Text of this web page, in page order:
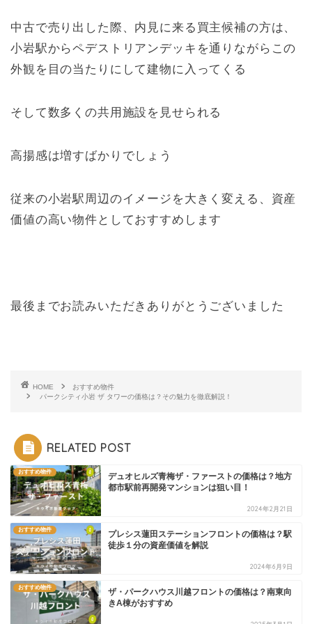
中古で売り出した際、内見に来る買主候補の方は、
小岩駅からペデストリアンデッキを通りながらこの
外観を目の当たりにして建物に入ってくる
そして数多くの共用施設を見せられる
高揚感は増すばかりでしょう
従来の小岩駅周辺のイメージを大きく変える、資産
価値の高い物件としておすすめします
最後までお読みいただきありがとうございました
HOME
おすすめ物件
パークシティ小岩 ザ タワーの価格は？その魅力を徹底解説！
RELATED POST
おすすめ物件
デュオヒルズ青梅ザ・ファーストの価格は？地方
都市駅前再開発マンションは狙い目！
2024年2月21日
おすすめ物件
プレシス蓮田ステーションフロントの価格は？駅
徒歩１分の資産価値を解説
2024年6月9日
おすすめ物件
ザ・パークハウス川越フロントの価格は？南東向
きA棟がおすすめ